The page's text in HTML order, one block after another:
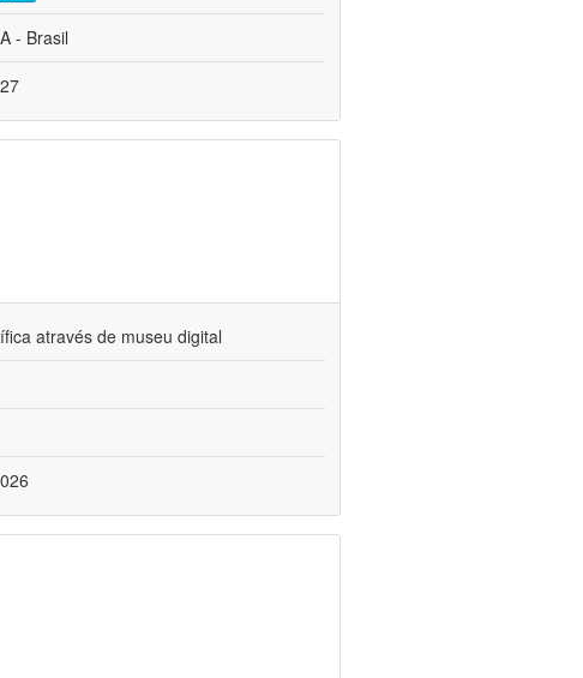
- Brasil
através de museu digital